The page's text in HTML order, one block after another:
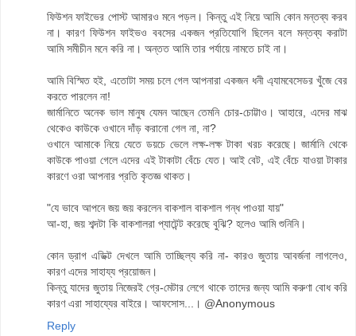
ফিউশন ফাইভের পোস্ট আমারও মনে পড়ল। কিন্তু এই নিয়ে আমি কোন মন্তব্য করব
না। কারণ ফিউশন ফাইভও ববসের একজন প্রতিযোগি ছিলেন বলে মন্তব্য করাটা
আমি সমীচীন মনে করি না। অন্তত আমি তার পর্যায়ে নামতে চাই না।
আমি বিস্মিত হই, এতোটা সময় চলে গেল আপনারা একজন ধনী এ্যামবেসেডর খুঁজে বের
করতে পারলেন না!
জার্মানিতে অনেক ভাল মানুষ যেমন আছেন তেমনি চোর-চোট্টাও। আহারে, এদের মাঝ
থেকেও কাউকে ওখানে দাঁড় করানো গেল না, না?
ওখানে আমাকে নিয়ে যেতে ডয়চে ভেলে লক্ষ-লক্ষ টাকা খরচ করেছে। জার্মানি থেকে
কাউকে পাওয়া গেলে এদের এই টাকাটা বেঁচে যেত। আই বেট, এই বেঁচে যাওয়া টাকার
কারণে ওরা আপনার প্রতি কৃতজ্ঞ থাকত।
"যে ভাবে আপনে জয় জয় করলেন বাকশাল বাকশাল গন্ধ পাওয়া যায়"
আ-হা, জয় শব্দটা কি বাকশালরা প্যাটেন্ট করেছে বুঝি? হলেও আমি শুনিনি।
কোন ড্রাগ এডিক্ট দেখলে আমি তাচ্ছিল্য করি না- কারও জুতায় আবর্জনা লাগলেও,
কারণ এদের সাহায্য প্রয়োজন।
কিন্তু যাদের জুতায় নিজেরই গ্রে-মেটার লেগে থাকে তাদের জন্য আমি করুণা বোধ করি
কারণ এরা সাহায্যের বাইরে। আফসোস...। @Anonymous
Reply